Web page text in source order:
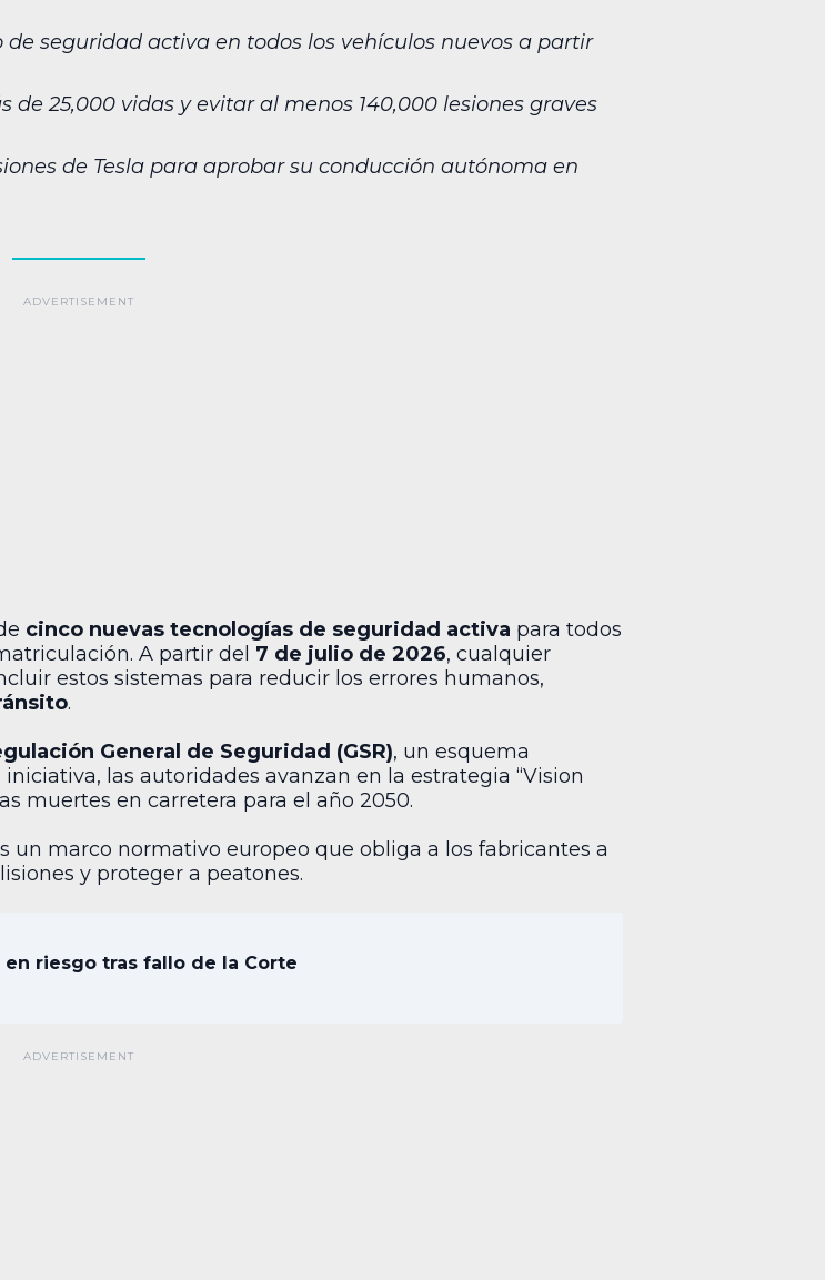
seguridad activa en todos los vehículos nuevos a partir
de 25,000 vidas y evitar al menos 140,000 lesiones graves
de Tesla para aprobar su conducción autónoma en
cinco nuevas tecnologías de seguridad activa para todos
A partir del 7 de julio de 2026, cualquier
estos sistemas para reducir los errores humanos,
.
General de Seguridad (GSR), un esquema
las autoridades avanzan en la estrategia “Vision
muertes en carretera para el año 2050.
un marco normativo europeo que obliga a los fabricantes a
y proteger a peatones.
en riesgo tras fallo de la Corte